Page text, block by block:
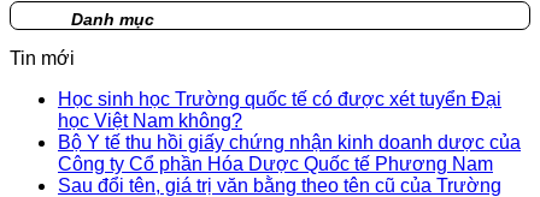
Danh mục
Tin mới
Học sinh học Trường quốc tế có được xét tuyển Đại
học Việt Nam không?
Bộ Y tế thu hồi giấy chứng nhận kinh doanh dược của
Công ty Cổ phần Hóa Dược Quốc tế Phương Nam
Sau đổi tên, giá trị văn bằng theo tên cũ của Trường